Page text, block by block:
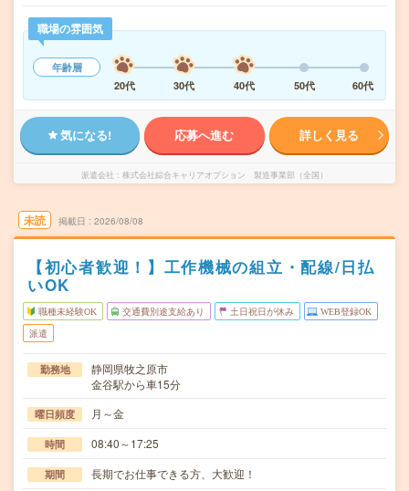
職場の雰囲気
年齢層
20代
30代 40代 50代 60代
気になる! 応募へ進む 詳しく見る
派遣会社 株式会社綜合キャリアオプション 製造事業部（全国）
未読 掲載日 2026/08/08
【初心者歓迎！】工作機械の組立・配線/日払
いOK
職種未経験OK 交通費別途支給あり 土日祝日が休み WEB登録OK
派遣
勤務地
静岡県牧之原市
金谷駅から車15分
曜日頻度 月～金
時間 08:40～17:25
期間 長期でお仕事できる方、大歓迎！